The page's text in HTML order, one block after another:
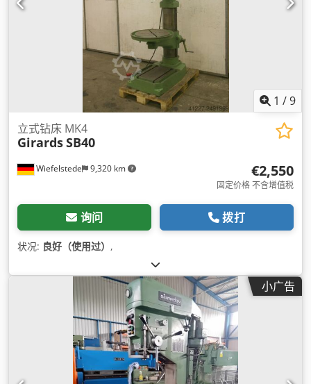
1 /9
Wiefelstede 9,320 km
立式钻床 MK4
GirardsSB40
€2,550
固定价格 不含增值税
询问 拨打
状况: 良好（使用过） ,
小广告